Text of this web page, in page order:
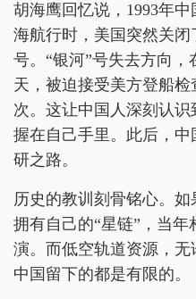
胡海鹰回忆说，1993年
海航行时，美国突然关闭
号。“银河”号失去方向
天，被迫接受美方登船
次。这让中国人深刻认
握在自己手里。此后，
研之路。
历史的教训刻骨铭心。
拥有自己的“星链”，当
演。而低空轨道资源，
中国留下的都是有限的。